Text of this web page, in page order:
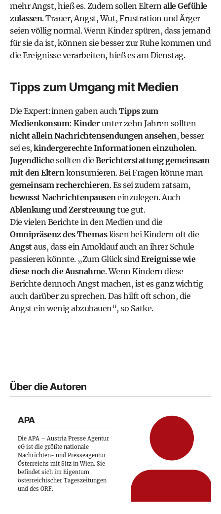
mehr Angst, hieß es. Zudem sollen Elternalle Gefühle
zulassen. Trauer, Angst, Wut, Frustration und Ärger
seien völlig normal. Wenn Kinder spüren, dass jemand
für sie da ist, können sie besser zur Ruhe kommen und
die Ereignisse verarbeiten, hieß es am Dienstag.
Tipps zum Umgang mit Medien
Die Expert:innen gaben auch Tipps zum
Medienkonsum: Kinderunter zehn Jahren sollten
nicht allein Nachrichtensendungen ansehen, besser
sei es, kindergerechte Informationen einzuholen.
Jugendlichesollten die Berichterstattung gemeinsam
mit den Elternkonsumieren. Bei Fragen könne man
gemeinsam recherchieren. Es sei zudem ratsam,
bewusst Nachrichtenpauseneinzulegen. Auch
Ablenkung und Zerstreuungtue gut.
Die vielen Berichte in den Medien und die
Omnipräsenz des Themaslösen bei Kindern oft die
Angstaus, dass ein Amoklauf auch an ihrer Schule
passieren könnte. „Zum Glück sindEreignisse wie
diese noch die Ausnahme. Wenn Kindern diese
Berichte dennoch Angst machen, ist es ganz wichtig
auch darüber zu sprechen. Das hilft oft schon, die
Angst ein wenig abzubauen“, so Satke.
Über die Autoren
APA
Die APA – Austria Presse Agentur
eG ist die größte nationale
Nachrichten- und Presseagentur
Österreichs mit Sitz in Wien. Sie
befindet sich im Eigentum
österreichischer Tageszeitungen
und des ORF.